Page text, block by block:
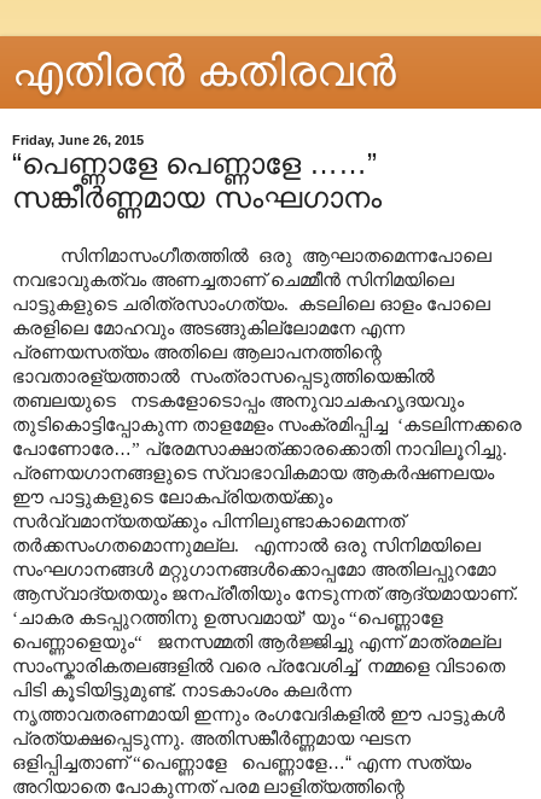
എതിരന്‍ കതിരവന്‍
Friday, June 26, 2015
“പെണ്ണാളേ പെണ്ണാളേ ……”
സങ്കീർണ്ണമായ സംഘഗാനം
സിനിമാസംഗീതത്തിൽ ഒരു
ആഘാതമെന്നപോലെ
നവഭാവുകത്വം അണച്ചതാണ് ചെമ്മീൻ സിനിമയിലെ
പാട്ടുകളുടെ ചരിത്രസാംഗത്യം. കടലിലെ ഓളം പോലെ
കരളിലെ മോഹവും അടങ്ങുകില്ലോമനേ എന്ന
പ്രണയസത്യം അതിലെ ആലാപനത്തിന്റെ
ഭാവതാരള്യത്താൽ സംത്രാസപ്പെടുത്തിയെങ്കിൽ
തബലയുടെ നടകളോടൊപ്പം അനുവാചകഹൃദയവും
തുടികൊട്ടിപ്പോകുന്ന താളമേളം സംക്രമിപ്പിച്ച ‘കടലിന്നക്കരെ
പോണോരേ…” പ്രേമസാക്ഷാത്ക്കാരക്കൊതി നാവിലൂറിച്ചു.
പ്രണയഗാനങ്ങളുടെ സ്വാഭാവികമായ ആകർഷണലയം
ഈ പാട്ടുകളുടെ ലോകപ്രിയതയ്ക്കും
സർവ്വമാന്യതയ്ക്കും പിന്നിലുണ്ടാകാമെന്നത്
തർക്കസംഗതമൊന്നുമല്ല. എന്നാൽ ഒരു സിനിമയിലെ
സംഘഗാനങ്ങൾ മറ്റുഗാനങ്ങൾക്കൊപ്പമോ അതിലപ്പുറമോ
ആസ്വാദ്യതയും ജനപ്രീതിയും നേടുന്നത് ആദ്യമായാണ്.
‘ചാകര കടപ്പുറത്തിനു ഉത്സവമായ്’ യും “പെണ്ണാളേ
പെണ്ണാളെയും“ ജനസമ്മതി ആർജ്ജിച്ചു എന്ന് മാത്രമല്ല
സാംസ്കാരികതലങ്ങളിൽ വരെ പ്രവേശിച്ച് നമ്മളെ വിടാതെ
പിടി കൂടിയിട്ടുമുണ്ട്. നാടകാംശം കലർന്ന
നൃത്താവതരണമായി ഇന്നും രംഗവേദികളിൽ ഈ പാട്ടുകൾ
പ്രത്യക്ഷപ്പെടുന്നു. അതിസങ്കീർണ്ണമായ ഘടന
ഒളിപ്പിച്ചതാണ് “പെണ്ണാളേ പെണ്ണാളേ…“ എന്ന സത്യം
അറിയാതെ പോകുന്നത് പരമ ലാളിത്യത്തിന്റെ